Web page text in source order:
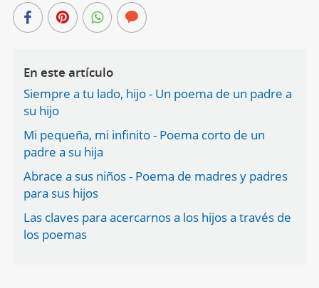
En este artículo
Siempre a tu lado, hijo - Un poema de un padre a
su hijo
Mi pequeña, mi infinito - Poema corto de un
padre a su hija
Abrace a sus niños - Poema de madres y padres
para sus hijos
Las claves para acercarnos a los hijos a través de
los poemas